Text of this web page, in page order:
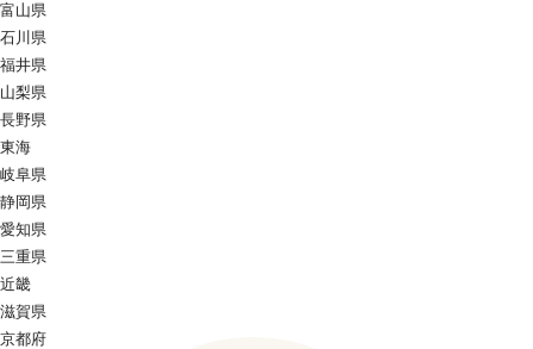
富山県
石川県
福井県
山梨県
長野県
東海
岐阜県
静岡県
愛知県
三重県
近畿
滋賀県
京都府